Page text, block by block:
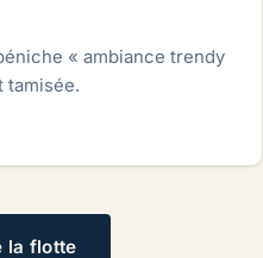
« ambiance trendy
tamisée.
la flotte